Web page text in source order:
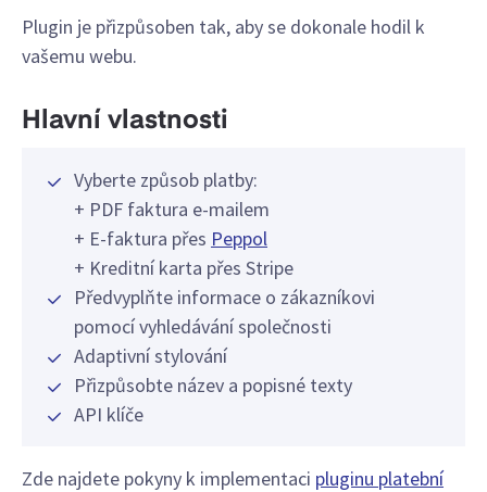
Plugin je přizpůsoben tak, aby se dokonale hodil k
vašemu webu.
Hlavní vlastnosti
Vyberte způsob platby:
+ PDF faktura e-mailem
+ E-faktura přes Peppol
+ Kreditní karta přes Stripe
Předvyplňte informace o zákazníkovi
pomocí vyhledávání společnosti
Adaptivní stylování
Přizpůsobte název a popisné texty
API klíče
Zde najdete pokyny k implementaci pluginu platební